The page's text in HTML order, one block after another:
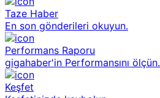
Taze Haber
En son gönderileri okuyun.
Performans Raporu
gigahaber'in Performansını ölçün.
Keşfet